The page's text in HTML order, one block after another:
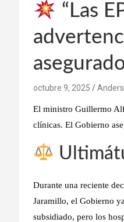
“Las
octubre 9, 2025
El ministro Guillermo
clínicas. El Gobierno
Durante una reciente
Jaramillo, el Gobierno
subsidiado, pero los